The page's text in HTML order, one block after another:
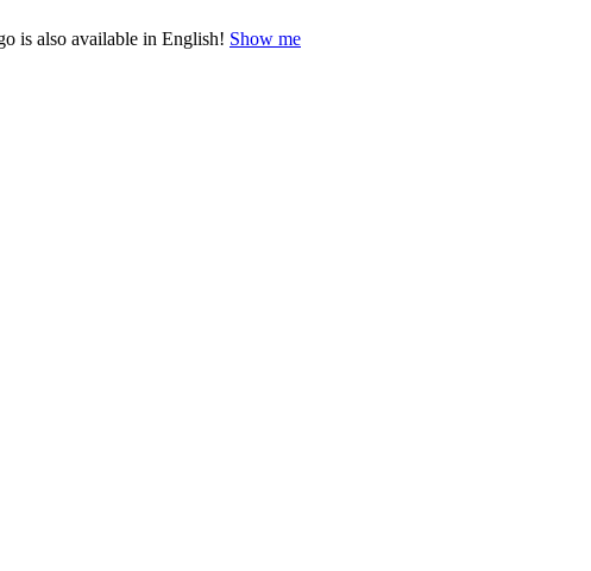
is also available in English! Show me